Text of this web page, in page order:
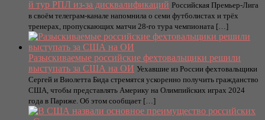
й тур РПЛ из-за дисквалификаций Российская Премьер-Лига
в своём телеграм-канале напомнила о семи футболистах и трёх
тренерах, пропускающих матчи 28-го тура чемпионата […]
Разыскиваемые российские фехтовальщики решили
выступать за США на ОИ Уехавшие из России фехтовальщики
Сергей и Виолетта Бида стремятся ускоренно получить гражданство
США, чтобы представлять Америку на Олимпийских играх 2024
года в Париже. Об этом сообщает […]